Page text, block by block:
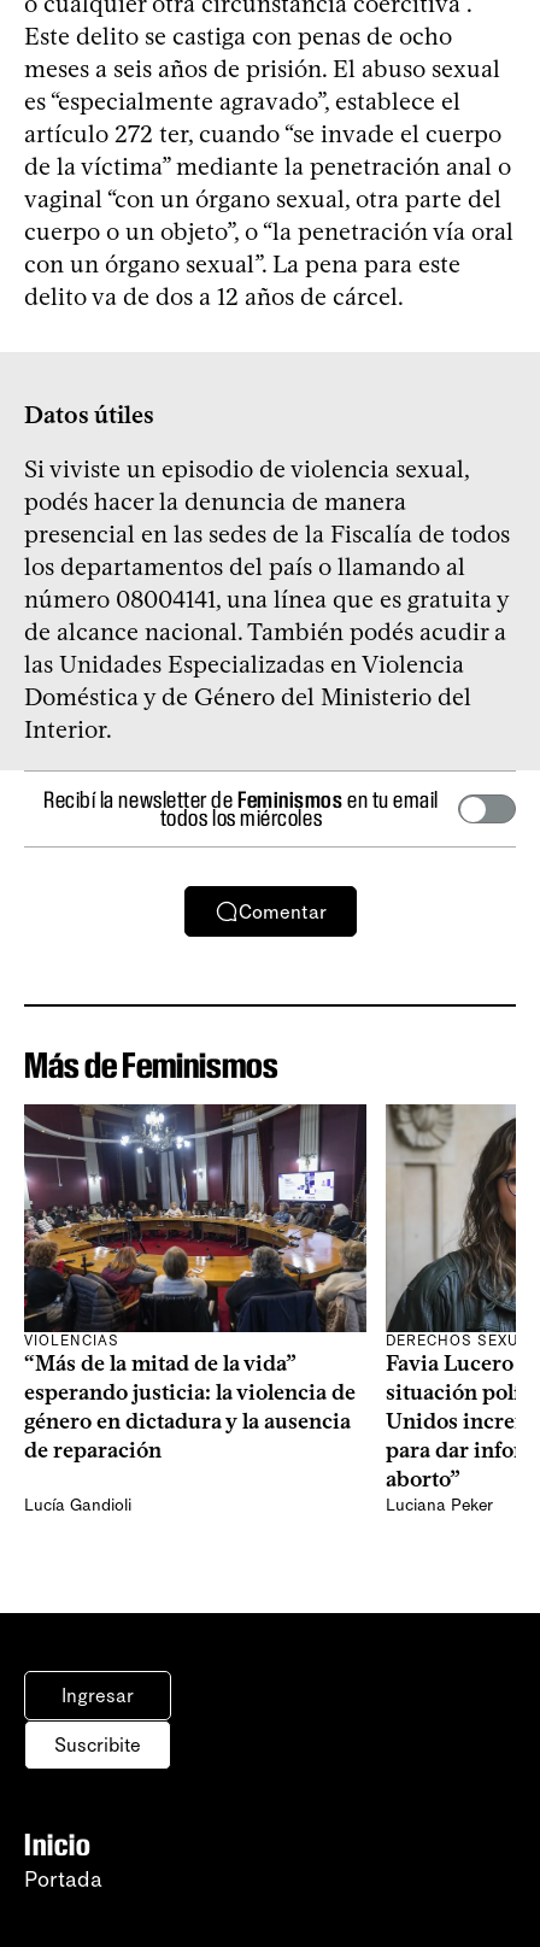
Este delito se castiga con penas de ocho
meses a seis años de prisión. El abuso sexual
es “especialmente agravado”, establece el
artículo 272 ter, cuando “se invade el cuerpo
de la víctima” mediante la penetración anal o
vaginal “con un órgano sexual, otra parte del
cuerpo o un objeto”, o “la penetración vía oral
con un órgano sexual”. La pena para este
delito va de dos a 12 años de cárcel.
Datos útiles
Si viviste un episodio de violencia sexual,
podés hacer la denuncia de manera
presencial en las sedes de la Fiscalía de todos
los departamentos del país o llamando al
número 08004141, una línea que es gratuita y
de alcance nacional. También podés acudir a
las Unidades Especializadas en Violencia
Doméstica y de Género del Ministerio del
Interior.
Recibí la newsletter deFeminismosen tu email
todos los miércoles
Comentar
Más de Feminismos
VIOLENCIAS
“Más de la mitad de la vida”
esperando justicia: la violencia de
género en dictadura y la ausencia
de reparación
Lucía Gandioli
DERECHOS
Favia Lucero
situación
Unidos
para dar
aborto”
Luciana Peker
Ingresar
Suscribite
Inicio
Portada